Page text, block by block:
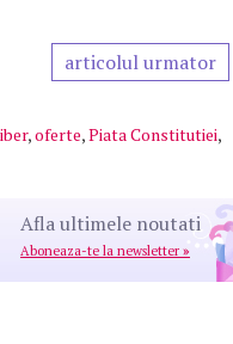
articolul urmator
,oferte,Piata Constitutiei,
Afla ultimele noutati
Aboneaza-te la newsletter »